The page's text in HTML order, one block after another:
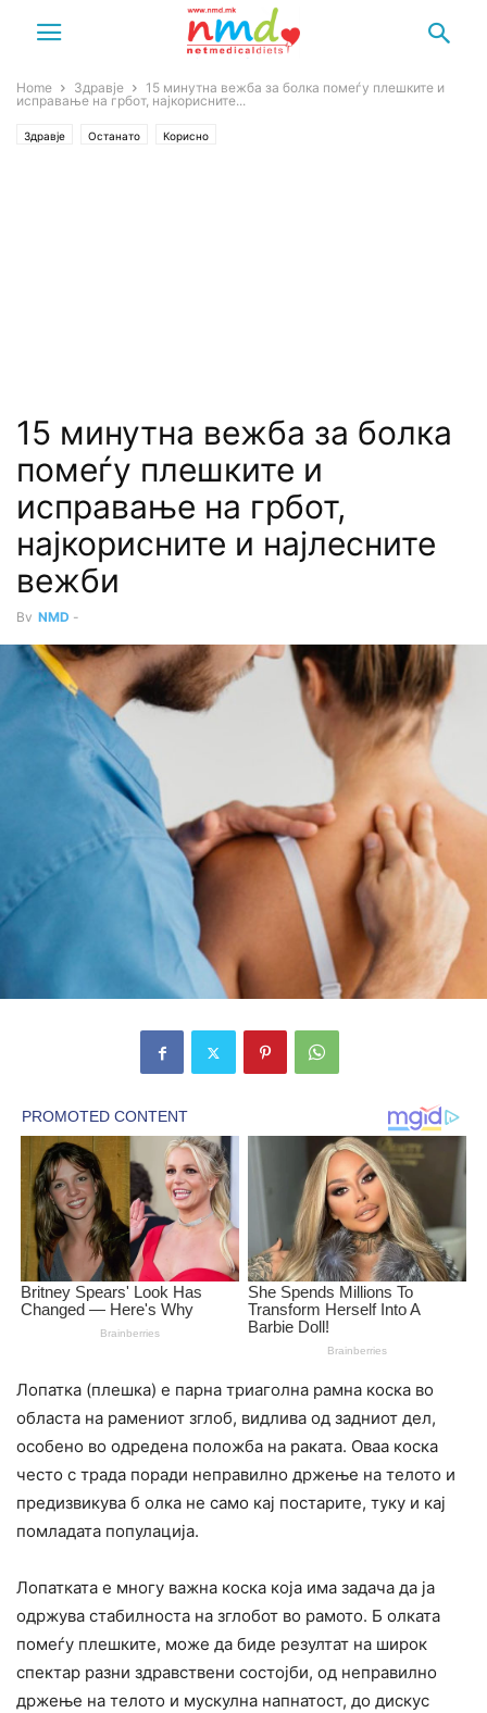
Home Здравје
15 минутна вежба за болка помеѓу плешките и
исправање на грбот, најкорисните...
Здравје Останато Корисно
15 минутна вежба за болка
помеѓу плешките и
исправање на грбот,
најкорисните и најлесните
вежби
By NMD -
Лопатка (плешка) е парна триаголна рамна коска во
областа на рамениот зглоб, видлива од задниот дел,
особено во одредена положба на раката. Оваа коска
често с трада поради неправилно држење на телото и
предизвикува б олка не само кај постарите, туку и кај
помладата популација.
Лопатката е многу важна коска која има задача да ја
одржува стабилноста на зглобот во рамото. Б олката
помеѓу плешките, може да биде резултат на широк
спектар разни здравствени состојби, од неправилно
држење на телото и мускулна напнатост, до дискус